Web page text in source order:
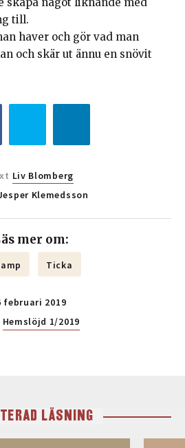
till.
haver och gör vad man
och skär ut ännu en snövit
Liv Blomberg
Klemedsson
mer om:
Ticka
februari 2019
Hemslöjd 1/2019
LÄSNING